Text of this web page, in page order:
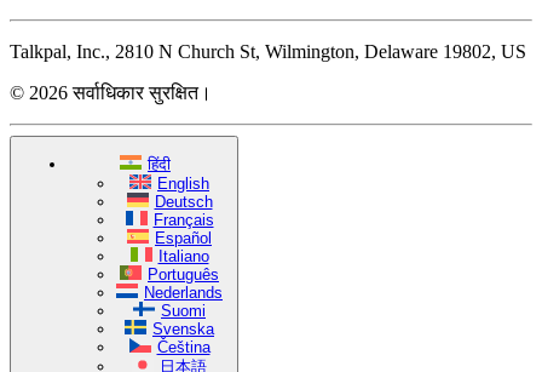
Talkpal, Inc., 2810 N Church St, Wilmington, Delaware 19802, US
© 2026 सर्वाधिकार सुरक्षित।
हिंदी
English
Deutsch
Français
Español
Italiano
Português
Nederlands
Suomi
Svenska
Čeština
日本語